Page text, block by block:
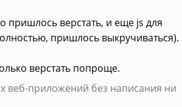
пришлось верстать, и еще js для
пришлось выкручиваться).
верстать попроще.
веб-приложений без написания ни